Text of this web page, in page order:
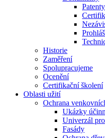
Historie
Zaměření
Spolupracujeme
Ocenění
Certifikační školení
Oblasti užití
Ochrana
Ukázky
Univerzál
Fasády